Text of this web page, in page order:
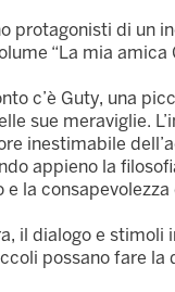
protagonisti di un
“La mia amica
c’è Guty, una
sue meraviglie.
inestimabile
appieno la
la
il dialogo e stimoli
possano fare la